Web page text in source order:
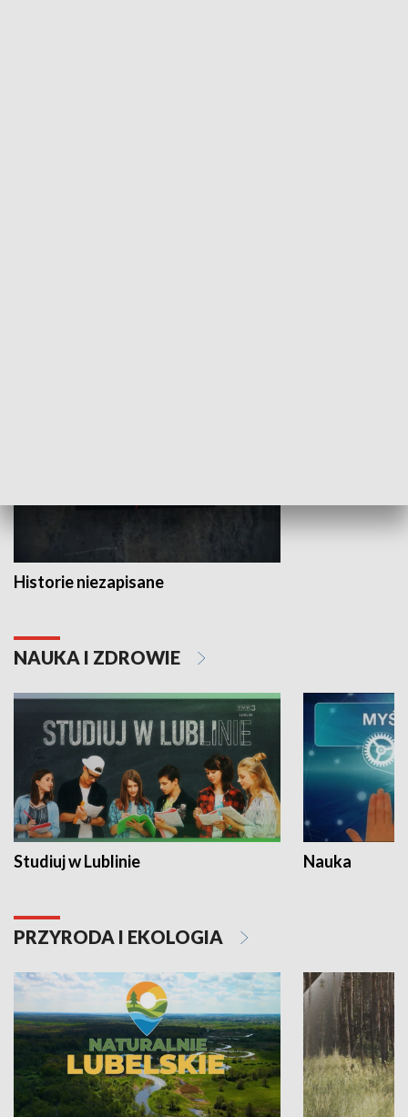
Historie niezapisane
NAUKA I ZDROWIE
Studiuj w Lublinie Nauka
PRZYRODA I EKOLOGIA